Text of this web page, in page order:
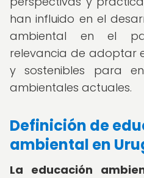
han influido en el
ambiental en el
relevancia de adoptar
y sostenibles para
ambientales actuales.
Definición de
ambiental en
La educación